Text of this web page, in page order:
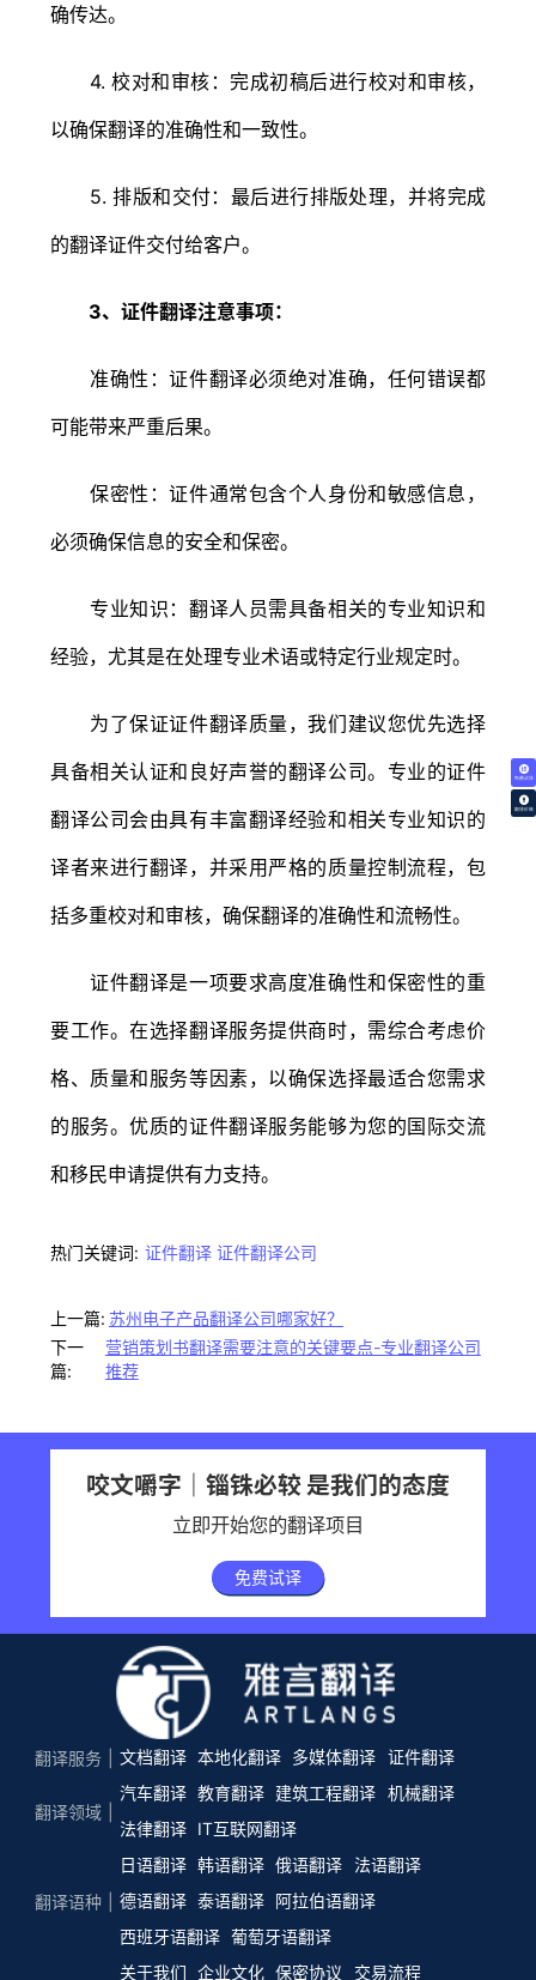
免费试译
翻译价格
确传达。
4. 校对和审核：完成初稿后进行校对和审核，
以确保翻译的准确性和一致性。
5. 排版和交付：最后进行排版处理，并将完成
的翻译证件交付给客户。
3、证件翻译注意事项：
准确性：证件翻译必须绝对准确，任何错误都
可能带来严重后果。
保密性：证件通常包含个人身份和敏感信息，
必须确保信息的安全和保密。
专业知识：翻译人员需具备相关的专业知识和
经验，尤其是在处理专业术语或特定行业规定时。
为了保证证件翻译质量，我们建议您优先选择
具备相关认证和良好声誉的翻译公司。专业的证件
翻译公司会由具有丰富翻译经验和相关专业知识的
译者来进行翻译，并采用严格的质量控制流程，包
括多重校对和审核，确保翻译的准确性和流畅性。
证件翻译是一项要求高度准确性和保密性的重
要工作。在选择翻译服务提供商时，需综合考虑价
格、质量和服务等因素，以确保选择最适合您需求
的服务。优质的证件翻译服务能够为您的国际交流
和移民申请提供有力支持。
热门关键词: 证件翻译 证件翻译公司
上一篇: 苏州电子产品翻译公司哪家好？
下一
篇:
营销策划书翻译需要注意的关键要点-专业翻译公司
推荐
咬文嚼字｜锱铢必较 是我们的态度
立即开始您的翻译项目
免费试译
翻译服务 文档翻译 本地化翻译 多媒体翻译 证件翻译
翻译领域
汽车翻译 教育翻译 建筑工程翻译 机械翻译
法律翻译
IT互联网翻译
翻译语种
日语翻译 韩语翻译 俄语翻译
法语翻译
德语翻译 泰语翻译 阿拉伯语翻译
西班牙语翻译 葡萄牙语翻译
关于我们 企业文化 保密协议 交易流程